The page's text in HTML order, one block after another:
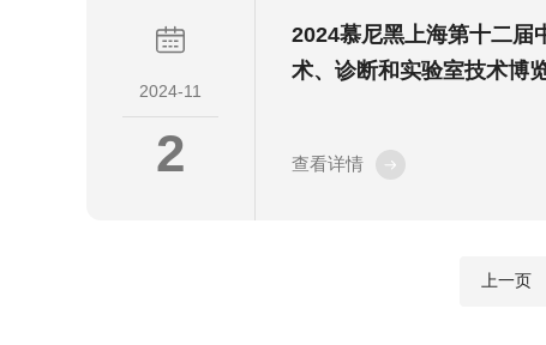
2024-11
2
2024慕尼黑上海第十二届
术、诊断和实验室技术博
查看详情
上一页